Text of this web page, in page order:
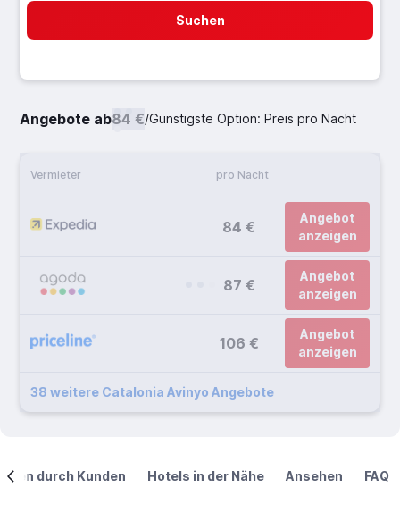
Suchen
Angebote ab84 €/Günstigste Option: Preis pro Nacht
Vermieter pro Nacht
84 €
Angebot
anzeigen
87 €
Angebot
anzeigen
106 €
Angebot
anzeigen
38 weitere Catalonia Avinyo Angebote
durch Kunden Hotels in der Nähe Ansehen FAQ